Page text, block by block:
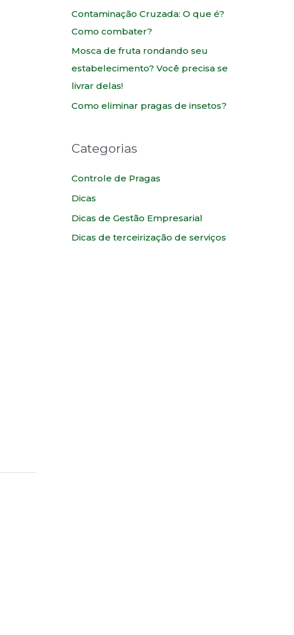
Contaminação Cruzada: O que é?
Como combater?
Mosca de fruta rondando seu
estabelecimento? Você precisa se
livrar delas!
Como eliminar pragas de insetos?
Categorias
Controle de Pragas
Dicas
Dicas de Gestão Empresarial
Dicas de terceirização de serviços